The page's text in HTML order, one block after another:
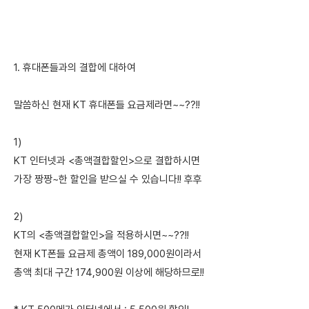
1. 휴대폰들과의 결합에 대하여
말씀하신 현재 KT 휴대폰들 요금제라면~~??!!
1)
KT 인터넷과 <총액결합할인>으로 결합하시면
가장 짱짱~한 할인을 받으실 수 있습니다!! 후후
2)
KT의 <총액결합할인>을 적용하시면~~??!!
현재 KT폰들 요금제 총액이 189,000원이라서
총액 최대 구간 174,900원 이상에 해당하므로!!